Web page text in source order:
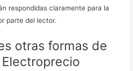
respondidas claramente para la
parte del lector.
otras formas de